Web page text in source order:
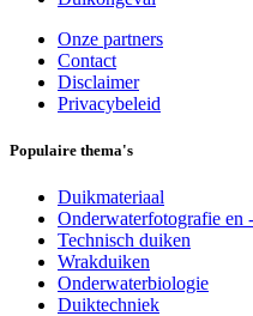
Onze partners
Contact
Disclaimer
Privacybeleid
Populaire thema's
Duikmateriaal
Onderwaterfotografie en
Technisch duiken
Wrakduiken
Onderwaterbiologie
Duiktechniek